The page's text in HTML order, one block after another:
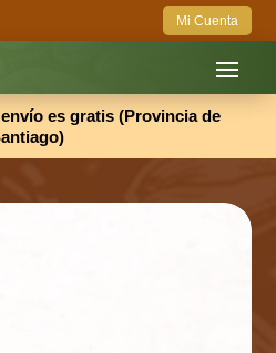
Mi Cuenta
es gratis (Provincia de